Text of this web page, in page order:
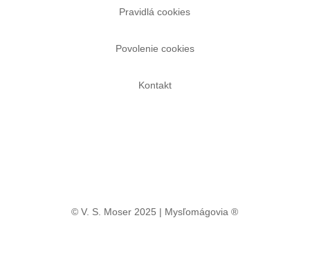
Pravidlá cookies
Povolenie cookies
Kontakt
© V. S. Moser 2025 | Mysľomágovia ®